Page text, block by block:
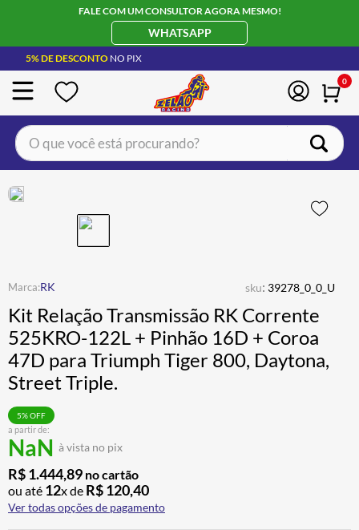
FALE COM UM CONSULTOR AGORA MESMO!
WHATSAPP
5% DE DESCONTO NO PIX
0
O que você está procurando?
RK sku: 39278_0_0_U
Kit Relação Transmissão RK Corrente
525KRO-122L + Pinhão 16D + Coroa
47D para Triumph Tiger 800, Daytona,
Street Triple.
a partir de:
NaN à vista no pix
5% OFF
R$1.444,89 no cartão
ou até 12x de R$120,40
Ver todas opções de pagamento
BOTA
4º
º LUVA
6º ALPINESTAR
7º BAU
9º
10 º BOTAS